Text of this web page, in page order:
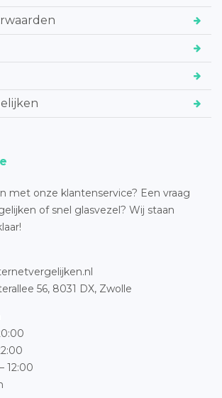
met onze klantenservice? Een vraag
of snel glasvezel? Wij staan
56, 8031 DX, Zwolle
12:00